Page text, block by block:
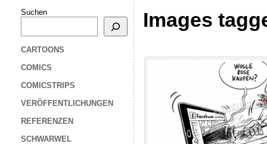
Suchen
CARTOONS
COMICS
COMICSTRIPS
VERÖFFENTLICHUNGEN
REFERENZEN
SCHWARWEL
Images